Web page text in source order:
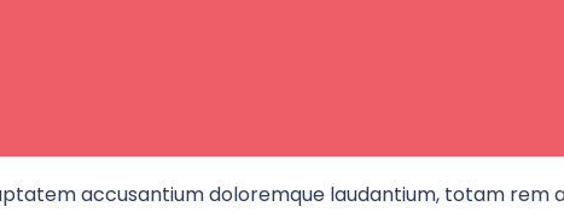
accusantium doloremque laudantium, totam rem